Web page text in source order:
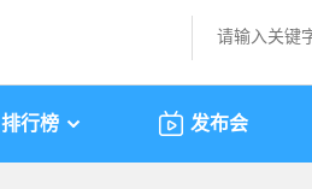
排行榜 发布会